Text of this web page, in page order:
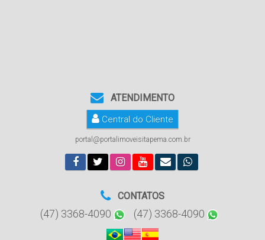
ATENDIMENTO
Central do Cliente
portal@portalimoveisitapema.com.br
CONTATOS
(47) 3368-4090 (47) 3368-4090